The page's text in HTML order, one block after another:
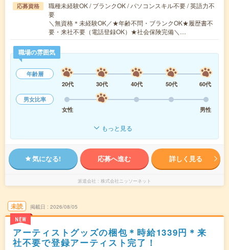
応募資格
職種未経験OK / ブランクOK / パソコンスキル不要 / 英語力不
要
＼無資格＊未経験OK／★年齢不問・ブランクOK★履歴書不
要・来社不要（電話登録OK）★社会保険完備＼…
職場の雰囲気
年齢層
20代
30代 40代 50代
60代
男女比率
女性
男性
もっと見る
気になる! 応募へ進む 詳しく見る
派遣会社 株式会社ニッソーネット
未読
NEW
掲載日 2026/08/05
アーティストグッズの梱包＊時給1339円＊来
社不要で登録アーティスト完了！